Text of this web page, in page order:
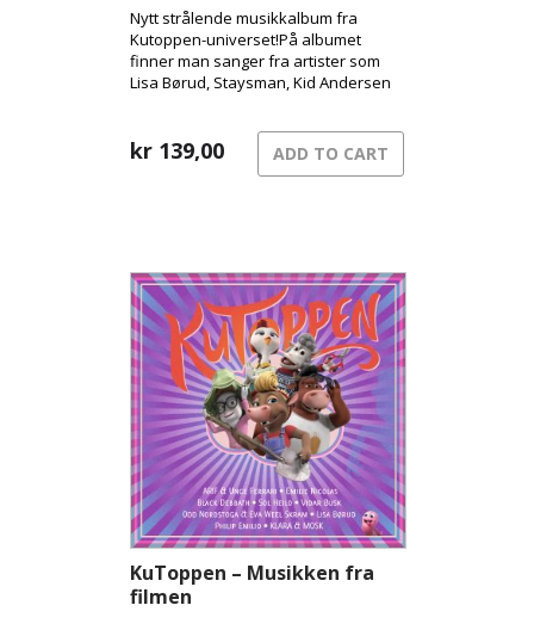
Nytt strålende musikkalbum fra
Kutoppen-universet!På albumet
finner man sanger fra artister som
Lisa Børud, Staysman, Kid Andersen
kr 139,00 ADD TO CART
KuToppen – Musikken fra
filmen